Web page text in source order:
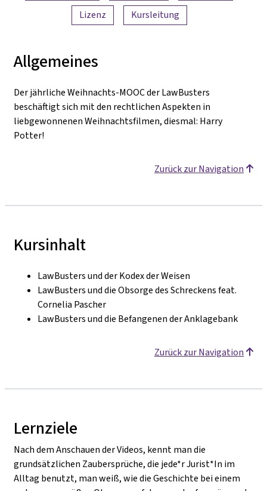
Lizenz
Kursleitung
Allgemeines
Der jährliche Weihnachts-MOOC der LawBusters
beschäftigt sich mit den rechtlichen Aspekten in
liebgewonnenen Weihnachtsfilmen, diesmal: Harry
Potter!
Zurück zur Navigation
Kursinhalt
LawBusters und der Kodex der Weisen
LawBusters und die Obsorge des Schreckens feat.
Cornelia Pascher
LawBusters und die Befangenen der Anklagebank
Zurück zur Navigation
Lernziele
Nach dem Anschauen der Videos, kennt man die
grundsätzlichen Zaubersprüche, die jede*r Jurist*In im
Alltag benutzt, man weiß, wie die Geschichte bei einem